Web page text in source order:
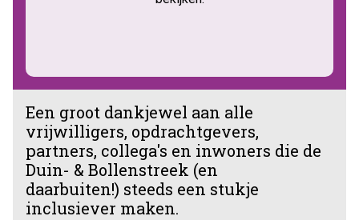
Een groot dankjewel aan alle
vrijwilligers, opdrachtgevers,
partners, collega's en inwoners die de
Duin- & Bollenstreek (en
daarbuiten!) steeds een stukje
inclusiever maken.